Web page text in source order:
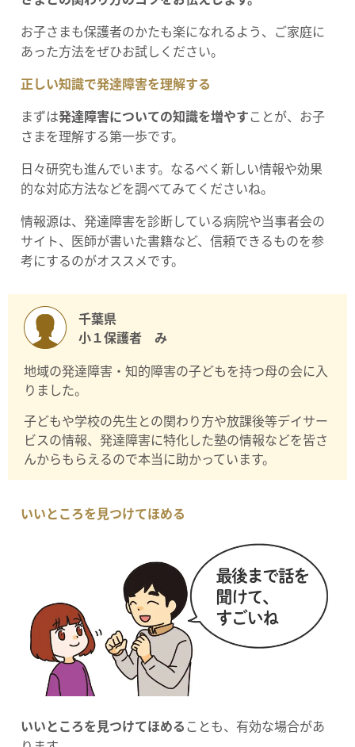
お子さまも保護者のかたも楽になれるよう、ご家庭に
あった方法をぜひお試しください。
正しい知識で発達障害を理解する
まずは発達障害についての知識を増やすことが、お子
さまを理解する第一歩です。
日々研究も進んでいます。なるべく新しい情報や効果
的な対応方法などを調べてみてくださいね。
情報源は、発達障害を診断している病院や当事者会の
サイト、医師が書いた書籍など、信頼できるものを参
考にするのがオススメです。
千葉県
小１保護者 み
地域の発達障害・知的障害の子どもを持つ母の会に入
りました。
子どもや学校の先生との関わり方や放課後等デイサー
ビスの情報、発達障害に特化した塾の情報などを皆さ
んからもらえるので本当に助かっています。
いいところを見つけてほめる
いいところを見つけてほめることも、有効な場合があ